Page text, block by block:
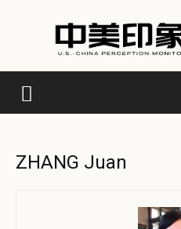
ZHANG Juan